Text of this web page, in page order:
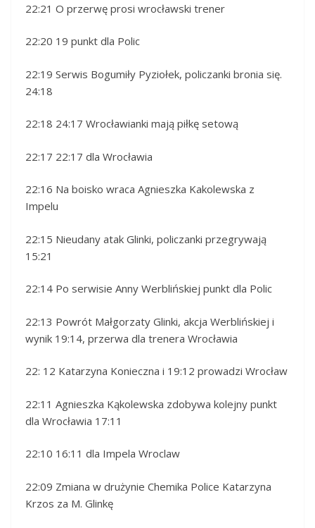
22:21 O przerwę prosi wrocławski trener
22:20 19 punkt dla Polic
22:19 Serwis Bogumiły Pyziołek, policzanki bronia się.
24:18
22:18 24:17 Wrocławianki mają piłkę setową
22:17 22:17 dla Wrocławia
22:16 Na boisko wraca Agnieszka Kakolewska z
Impelu
22:15 Nieudany atak Glinki, policzanki przegrywają
15:21
22:14 Po serwisie Anny Werblińskiej punkt dla Polic
22:13 Powrót Małgorzaty Glinki, akcja Werblińskiej i
wynik 19:14, przerwa dla trenera Wrocławia
22: 12 Katarzyna Konieczna i 19:12 prowadzi Wrocław
22:11 Agnieszka Kąkolewska zdobywa kolejny punkt
dla Wrocławia 17:11
22:10 16:11 dla Impela Wroclaw
22:09 Zmiana w drużynie Chemika Police Katarzyna
Krzos za M. Glinkę